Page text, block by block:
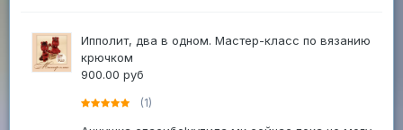
Ипполит, два в одном. Мастер-класс по вязанию
крючком
900.00 руб
(1)